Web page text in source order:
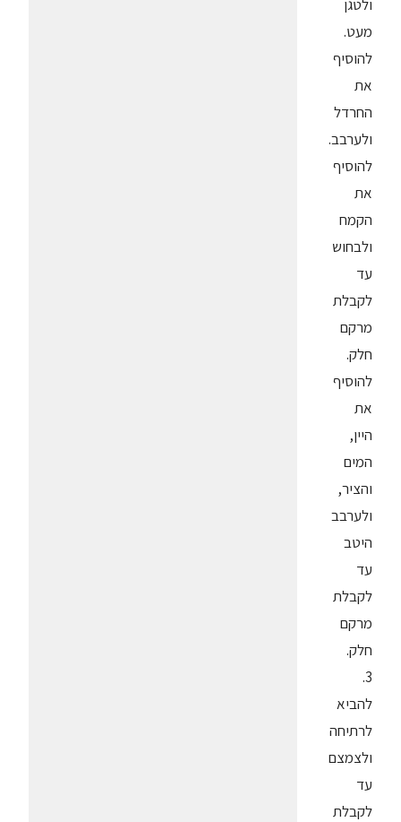
ולטגן
מעט.
להוסיף
את
החרדל
ולערבב.
להוסיף
את
הקמח
ולבחוש
עד
לקבלת
מרקם
חלק.
להוסיף
את
היין,
המים
והציר,
ולערבב
היטב
עד
לקבלת
מרקם
חלק.
3.
להביא
לרתיחה
ולצמצם
עד
לקבלת